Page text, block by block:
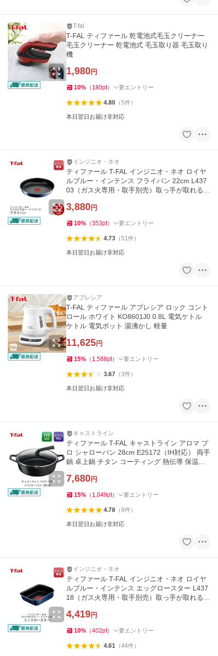
T-fal
T-FAL ティファール 乾電池式毛玉クリーナー
毛玉クリーナー 乾電池式 毛玉取り器 毛玉取り
機
1,980円
10% （ 180pt） 要エントリー
4.80（5件）
本日翌日お届け非対応
インジニオ・ネオ
ティファール T-FAL インジニオ・ネオ ロイヤ
ルブルー・インテンス フライパン 22cm L437
03（ガス火専用・取手別売）取っ手が取れる
3,880円
10% （353pt） 要エントリー
4.73（51件）
本日翌日お届け非対応
アプレシア
T-FAL ティファール アプレシア ロック コント
ロール ホワイト KO8601J0 0.8L 電気ケトル
ケトル 電気ポット 湯沸かし 軽量
11,625円
15% （ 1,588pt） 要エントリー
3.67（3件）
本日翌日お届け非対応
キャストライン
ティファール T-FAL キャストライン アロマ プ
ロ シャローパン 28cm E25172（IH対応） 両手
鍋 卓上鍋 チタン コーティング 熱伝導 保温性
7,680円
15% （ 1,049pt） 要エントリー
4.78（9件）
本日翌日お届け非対応
インジニオ・ネオ
ティファール T-FAL インジニオ・ネオ ロイヤ
ルブルー・インテンス エッグロースター L437
18（ガス火専用・取手別売）取っ手が取れる
4,419円
10% （402pt） 要エントリー
4.61（44件）